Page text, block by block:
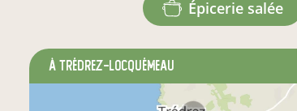
épicerie salée
à Trédrez-Locquémeau